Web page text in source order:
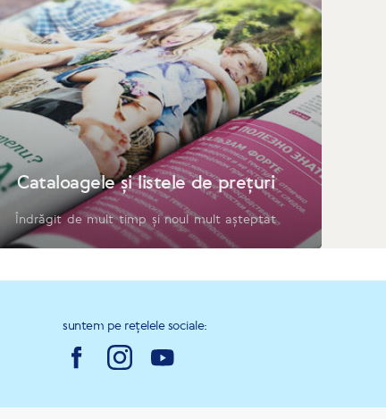
Cataloagele și listele de prețuri
Îndrăgit de mult timp și noul mult așteptat
suntem pe rețelele sociale: